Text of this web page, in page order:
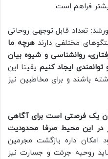
فراهم است.
تعداد قابل توجهی روحانی
مختلفی دارندهرچه ما
روانشناسی و شیوه بیان
ایجاد کنیم یقینا این
باشند و برای مخاطبین نیز
یک فرصتی است برای آگاهی
در این محیط صرفا محدودیت
امکان داره بازگشت مجرمین
روحیه جرئت و جسارت نیز